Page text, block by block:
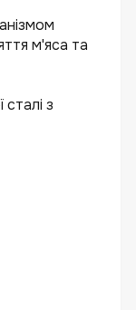
м'яса та
з